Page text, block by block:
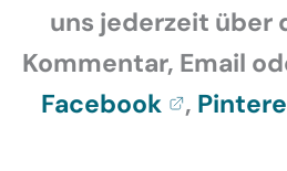
uns jederzeit über
Kommentar, Email
Facebook
,